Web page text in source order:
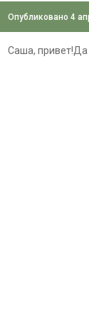
Опубликовано4
Саша, привет!Да